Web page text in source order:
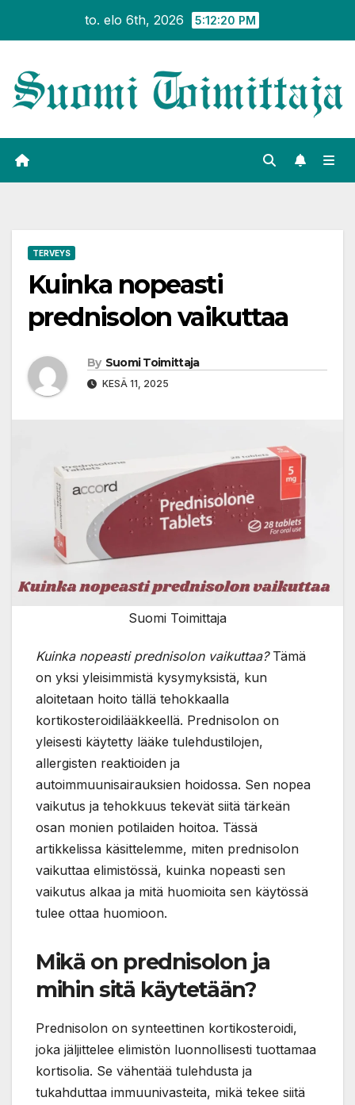
to. elo 6th, 2026 5:12:21 PM
TERVEYS
Kuinka nopeasti
prednisolon vaikuttaa
By Suomi Toimittaja
KESÄ 11, 2025
Suomi Toimittaja
Kuinka nopeasti prednisolon vaikuttaa?Tämä
on yksi yleisimmistä kysymyksistä, kun
aloitetaan hoito tällä tehokkaalla
kortikosteroidilääkkeellä. Prednisolon on
yleisesti käytetty lääke tulehdustilojen,
allergisten reaktioiden ja
autoimmuunisairauksien hoidossa. Sen nopea
vaikutus ja tehokkuus tekevät siitä tärkeän
osan monien potilaiden hoitoa. Tässä
artikkelissa käsittelemme, miten prednisolon
vaikuttaa elimistössä, kuinka nopeasti sen
vaikutus alkaa ja mitä huomioita sen käytössä
tulee ottaa huomioon.
Mikä on prednisolon ja
mihin sitä käytetään?
Prednisolon on synteettinen kortikosteroidi,
joka jäljittelee elimistön luonnollisesti tuottamaa
kortisolia. Se vähentää tulehdusta ja
tukahduttaa immuunivasteita, mikä tekee siitä